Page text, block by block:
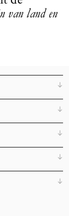
van land en